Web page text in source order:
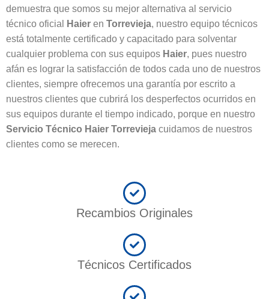
demuestra que somos su mejor alternativa al servicio
técnico oficial
Haier en Torrevieja, nuestro equipo técnicos
está totalmente certificado y capacitado para solventar
cualquier problema con sus equipos Haier, pues nuestro
afán es lograr la satisfacción de todos cada uno de nuestros
clientes, siempre ofrecemos una garantía por escrito a
nuestros clientes que cubrirá los desperfectos ocurridos en
sus equipos durante el tiempo indicado, porque en nuestro
Servicio Técnico Haier Torrevieja cuidamos de nuestros
clientes como se merecen.
Recambios Originales
Técnicos Certificados